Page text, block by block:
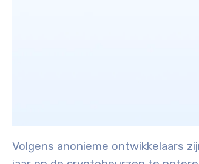
Volgens anonieme ontwikkelaars